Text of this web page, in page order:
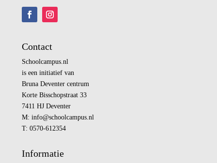
Contact
Schoolcampus.nl
is een initiatief van
Bruna Deventer centrum
Korte Bisschopstraat 33
7411 HJ Deventer
M: info@schoolcampus.nl
T: 0570-612354
Informatie